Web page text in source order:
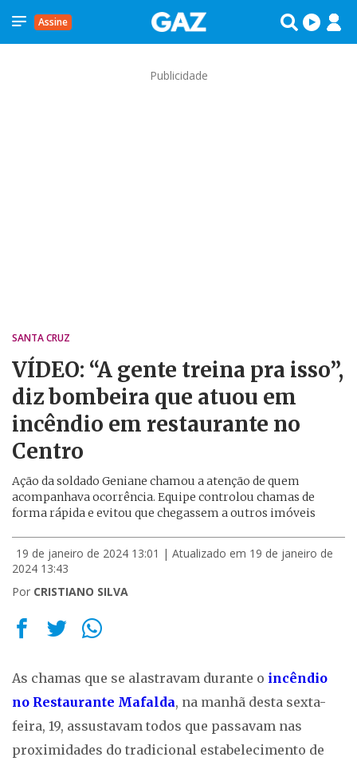
Assine
Publicidade
SANTA CRUZ
VÍDEO: “A gente treina pra isso”,
diz bombeira que atuou em
incêndio em restaurante no
Centro
Ação da soldado Geniane chamou a atenção de quem
acompanhava ocorrência. Equipe controlou chamas de
forma rápida e evitou que chegassem a outros imóveis
19 de janeiro de 2024 13:01 | Atualizado em 19 de janeiro de
2024 13:43
Por CRISTIANO SILVA
As chamas que se alastravam durante o incêndio
no Restaurante Mafalda, na manhã desta sexta-
feira, 19, assustavam todos que passavam nas
proximidades do tradicional estabelecimento de